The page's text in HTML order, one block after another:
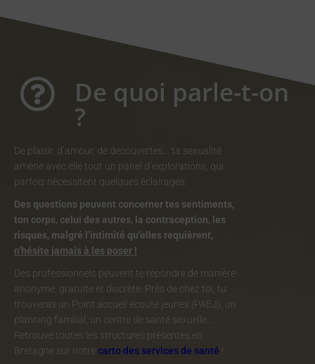
De quoi parle-t-on
?
De plaisir, d’amour, de découvertes… ta sexualité
amène avec elle tout un panel d’explorations, qui
parfois nécessitent quelques éclairages.
Des questions peuvent concerner tes sentiments,
ton corps, celui des autres, la contraception, les
risques, malgré l’intimité qu’elles requièrent,
n’hésite jamais à les poser !
Des professionnels peuvent te répondre de manière
anonyme, gratuite et discrète. Près de chez toi, tu
trouveras un Point accueil écoute jeunes (PAEJ), un
planning familial, un centre de santé sexuelle…
Retrouve toutes les structures présentes en
Bretagne sur notre carto des services de santé !